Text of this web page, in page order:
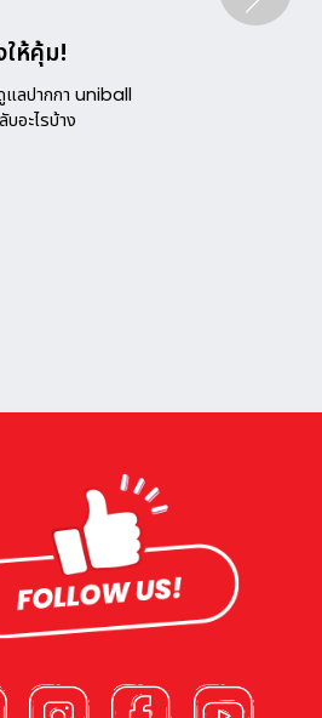
ให้คุ้ม!
แลปากกา uniball
อะไรบ้าง
Date :